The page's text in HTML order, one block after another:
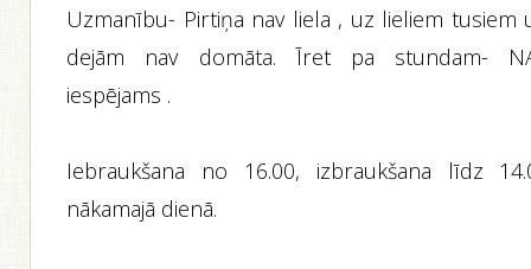
Uzmanību- Pirtiņa nav liela , uz lieliem tusiem
dejām nav domāta. Īret pa stundam-
iespējams .
Iebraukšana no 16.00, izbraukšana līdz
nākamajā dienā.